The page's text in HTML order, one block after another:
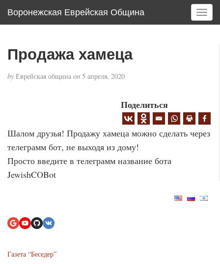
Воронежская Еврейская Община
T
o
i
g
a
Продажа хамеца
by Еврейская община on 5 апреля, 2020
Поделиться
Шалом друзья! Продажу хамеца можно сделать через
телеграмм бот, не выходя из дому!
Просто введите в телеграмм название бота
JewishCOBot
Газета “Беседер”